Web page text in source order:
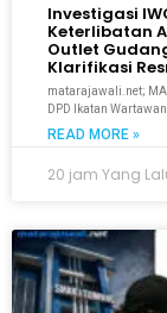
Investigasi
Keterlibatan
Outlet
Klarifikasi
matarajawali.net;
DPD Ikatan
READ MORE »
20 jam Yang